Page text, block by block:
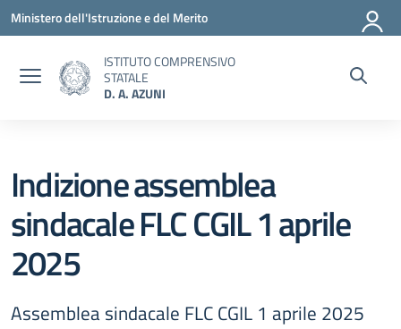
Vai ai contenuti
Vai al menu di navigazione
Vai al footer
Ministero dell'Istruzione e del Merito
ISTITUTO COMPRENSIVO
STATALE
D. A. AZUNI
Indizione assemblea
sindacale FLC CGIL 1 aprile
2025
Assemblea sindacale FLC CGIL 1 aprile 2025